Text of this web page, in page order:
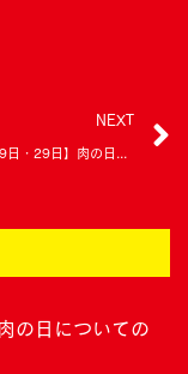
NEXT
の日についての